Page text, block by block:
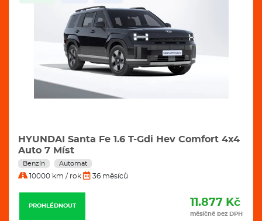
HYUNDAI Santa Fe 1.6 T-Gdi Hev Comfort 4x4
Auto 7 Míst
Benzín Automat
10000 km / rok 36 měsíců
PROHLÉDNOUT 11.877 Kč
měsíčně bez DPH